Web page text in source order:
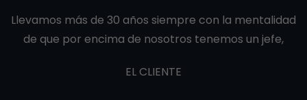
Llevamos más de 30 años siempre con la mentalidad
de que por encima de nosotros tenemos un jefe,
EL CLIENTE